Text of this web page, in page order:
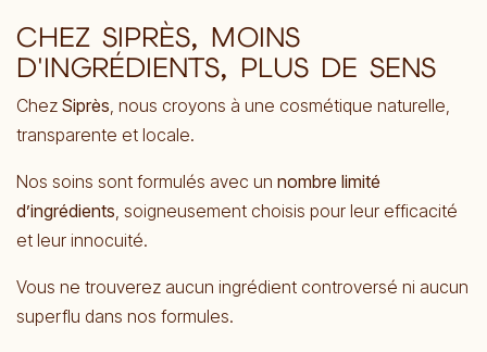
CHEZ SIPRÈS, MOINS
D'INGRÉDIENTS, PLUS DE SENS
Chez Siprès , nous croyons à une cosmétique naturelle,
transparente et locale.
Nos soins sont formulés avec un nombre limité
d’ingrédients , soigneusement choisis pour leur efficacité
et leur innocuité.
Vous ne trouverez aucun ingrédient controversé ni aucun
superflu dans nos formules.